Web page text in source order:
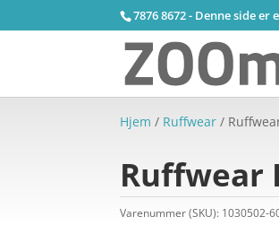
7876 8672 - Denne side
Hjem / Ruffwear /
Ruffwear
Varenummer (SKU): 1030502-